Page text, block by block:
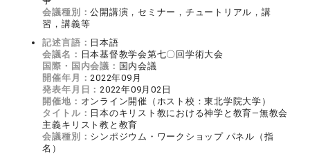
会議種別：公開講演，セミナー，チュートリアル，講
習，講義等
記述言語： 日本語
会議名： 日本基督教学会第七〇回学術大会
国際・国内会議： 国内会議
開催年月：2022年09月
発表年月日：2022年09月02日
開催地： オンライン開催（ホスト校：東北学院大学）
タイトル： 日本のキリスト教における神学と教育―無教会
主義キリスト教と教育
会議種別： シンポジウム・ワークショップ パネル（指
名）